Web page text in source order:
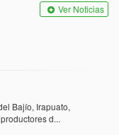
Ver Noticias
Bajío, Irapuato,
d...